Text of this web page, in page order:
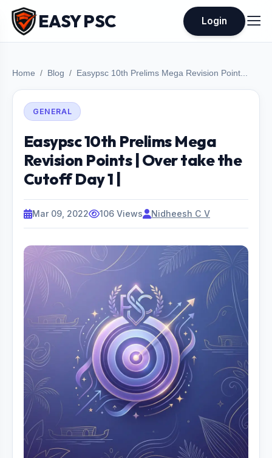
EASY PSC Login
Home Blog Easypsc 10th Prelims Mega Revision Point...
GENERAL
Easypsc 10th Prelims Mega
Revision Points | Over take the
Cutoff Day 1 |
Mar 09, 2022 106 Views Nidheesh C V